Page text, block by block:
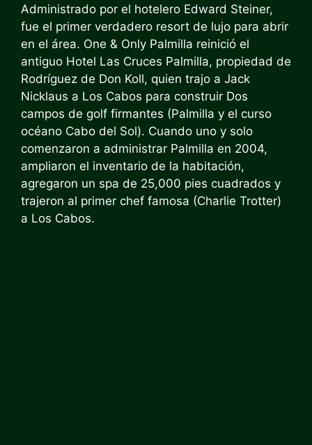
Administrado por el hotelero Edward Steiner,
fue el primer verdadero resort de lujo para abrir
en el área. One & Only Palmilla reinició el
antiguo Hotel Las Cruces Palmilla, propiedad de
Rodríguez de Don Koll, quien trajo a Jack
Nicklaus a Los Cabos para construir Dos
campos de golf firmantes (Palmilla y el curso
océano Cabo del Sol). Cuando uno y solo
comenzaron a administrar Palmilla en 2004,
ampliaron el inventario de la habitación,
agregaron un spa de 25,000 pies cuadrados y
trajeron al primer chef famosa (Charlie Trotter)
a Los Cabos.